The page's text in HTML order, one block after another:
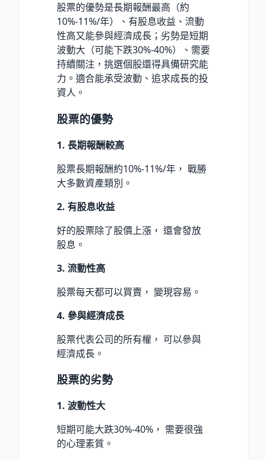
股票的優勢是長期報酬最高（約
10%-11%/年）、有股息收益、流動
性高又能參與經濟成長；劣勢是短期
波動大（可能下跌30%-40%）、需要
持續關注，挑選個股還得具備研究能
力。適合能承受波動、追求成長的投
資人。
股票的優勢
1. 長期報酬較高
股票長期報酬約10%-11%/年， 戰勝
大多數資產類別。
2. 有股息收益
好的股票除了股價上漲， 還會發放
股息。
3. 流動性高
股票每天都可以買賣， 變現容易。
4. 參與經濟成長
股票代表公司的所有權， 可以參與
經濟成長。
股票的劣勢
1. 波動性大
短期可能大跌30%-40%， 需要很強
的心理素質。